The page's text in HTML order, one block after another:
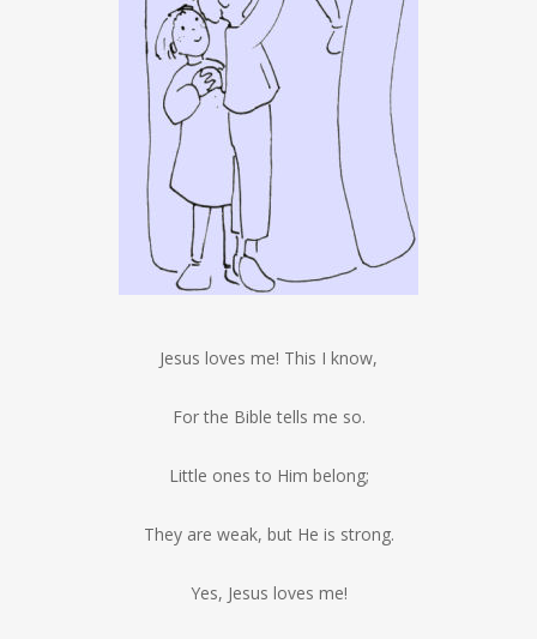
Jesus loves me! This I know,
For the Bible tells me so.
Little ones to Him belong;
They are weak, but He is strong.
Yes, Jesus loves me!